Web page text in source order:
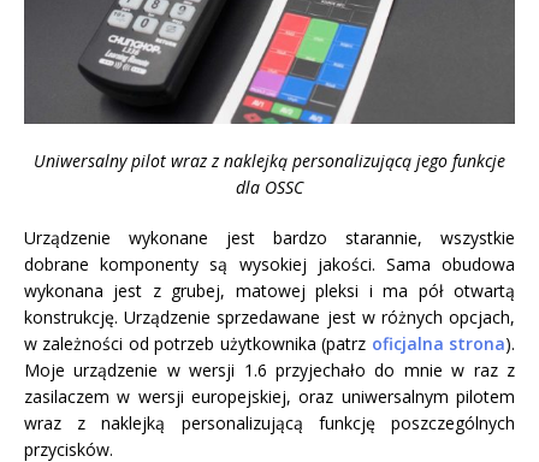
Uniwersalny pilot wraz z naklejką personalizującą jego funkcje
dla OSSC
Urządzenie wykonane jest bardzo starannie, wszystkie
dobrane komponenty są wysokiej jakości. Sama obudowa
wykonana jest z grubej, matowej pleksi i ma pół otwartą
konstrukcję. Urządzenie sprzedawane jest w różnych opcjach,
w zależności od potrzeb użytkownika (patrz oficjalna strona).
Moje urządzenie w wersji 1.6 przyjechało do mnie w raz z
zasilaczem w wersji europejskiej, oraz uniwersalnym pilotem
wraz z naklejką personalizującą funkcję poszczególnych
przycisków.